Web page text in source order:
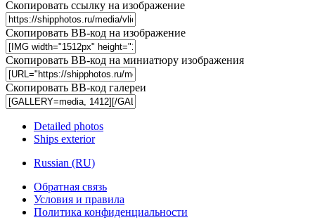
Скопировать ссылку на изображение
Скопировать BB-код на изображение
Скопировать BB-код на миниатюру изображения
Скопировать BB-код галереи
Detailed photos
Ships exterior
Russian (RU)
Обратная связь
Условия и правила
Политика конфиденциальности